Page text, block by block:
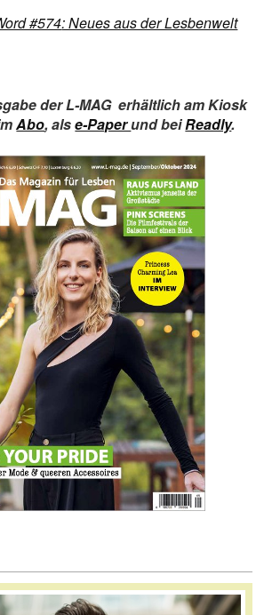
#574: Neues aus der Lesbenwelt
der L-MAG erhältlich am Kiosk
Abo,alse-Paperund beiReadly.